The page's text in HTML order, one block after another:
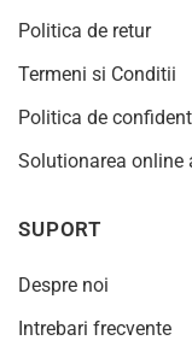
Politica de retur
Termeni si Conditii
Politica de
Solutionarea online
SUPORT
Despre noi
Intrebari frecvente